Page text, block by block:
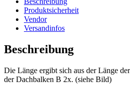
Produktsicherheit
Vendor
Versandinfos
Beschreibung
Die Länge ergibt sich aus der Länge
der Dachbalken B 2x. (siehe Bild)